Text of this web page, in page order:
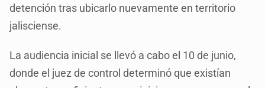
detención tras ubicarlo nuevamente en territorio
jalisciense.
La audiencia inicial se llevó a cabo el 10 de junio,
donde el juez de control determinó que existían